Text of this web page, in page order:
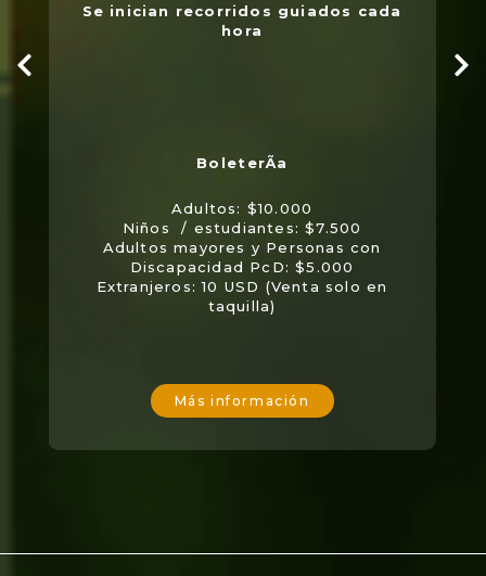
Se inician recorridos guiados cada
hora
Adultos: $10.000
Niños / estudiantes: $7.500
Adultos mayores y Personas con
Discapacidad PcD: $5.000
Extranjeros: 10 USD (Venta solo en
taquilla)
Más información